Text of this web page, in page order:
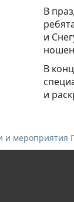
В
и
В
и
и мероприятия